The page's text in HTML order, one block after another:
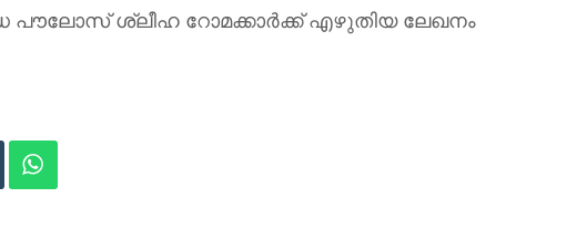
പൗലോസ് ശ്ലീഹ റോമക്കാർക്ക് എഴുതിയ ലേഖനം